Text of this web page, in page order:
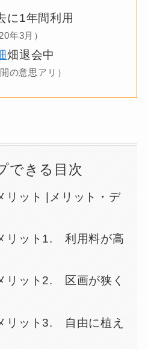
に1年間利用
年3月）
畑退会中
の意思アリ）
できる目次
リット |メリット・デ
リット1. 利用料が高
リット2. 区画が狭く
リット3. 自由に植え